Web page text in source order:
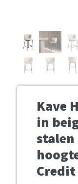
Kave
in
Credit